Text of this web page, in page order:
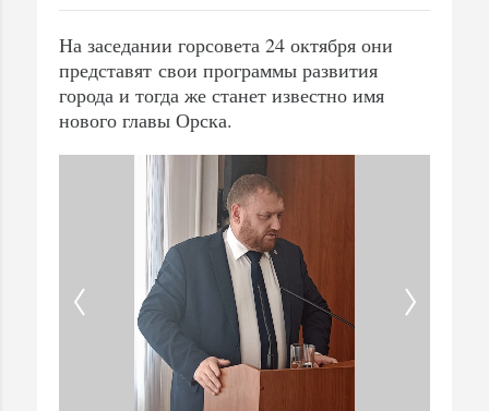
На заседании горсовета 24 октября они
представят свои программы развития
города и тогда же станет известно имя
нового главы Орска.